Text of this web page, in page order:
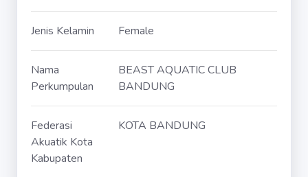
Jenis Kelamin Female
Nama
Perkumpulan
BEAST AQUATIC CLUB
BANDUNG
Federasi
Akuatik Kota
Kabupaten
KOTA BANDUNG